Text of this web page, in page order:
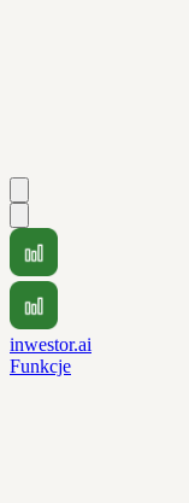
inwestor.ai
Funkcje